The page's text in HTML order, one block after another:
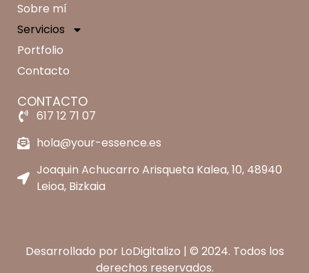
Sobre mí
Servicios
Portfolio
Contacto
CONTACTO
617 12 71 07
hola@your-essence.es
Joaquin Achucarro Arisqueta Kalea, 10, 48940
Leioa, Bizkaia
Desarrollado por LoDigitalizo | © 2024. Todos los
derechos reservados.